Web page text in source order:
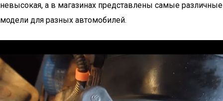
невысокая, а в магазинах представлены самые различные
модели для разных автомобилей.